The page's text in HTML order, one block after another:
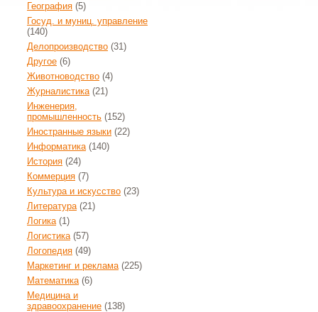
География (5)
Госуд. и муниц. управление
(140)
Делопроизводство (31)
Другое (6)
Животноводство (4)
Журналистика(21)
Инженерия,
промышленность (152)
Иностранные языки (22)
Информатика(140)
История (24)
Коммерция (7)
Культура и искусство (23)
Литература(21)
Логика(1)
Логистика(57)
Логопедия (49)
Маркетинг и реклама(225)
Математика(6)
Медицина и
здравоохранение (138)